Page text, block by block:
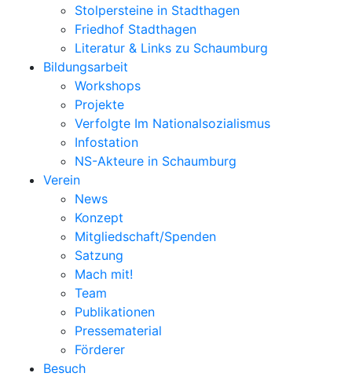
Stolpersteine in Stadthagen
Friedhof Stadthagen
Literatur & Links zu Schaumburg
Bildungsarbeit
Workshops
Projekte
Verfolgte Im Nationalsozialismus
Infostation
NS-Akteure in Schaumburg
Verein
News
Konzept
Mitgliedschaft/Spenden
Satzung
Mach mit!
Team
Publikationen
Pressematerial
Förderer
Besuch